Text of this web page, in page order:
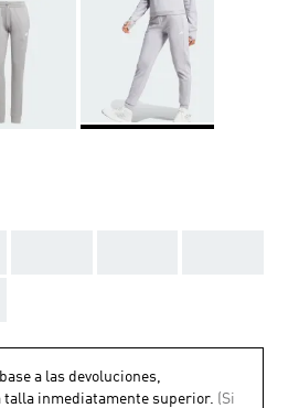
a las devoluciones,
talla inmediatamente superior. (Si